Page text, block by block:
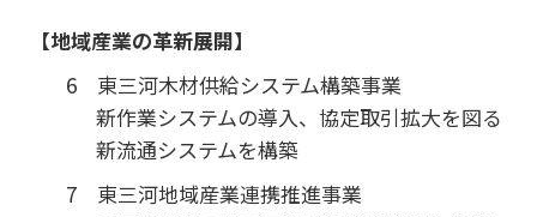
【地域産業の革新展開】
6 東三河木材供給システム構築事業
新作業システムの導入、協定取引拡大を図る
新流通システムを構築
7 東三河地域産業連携推進事業